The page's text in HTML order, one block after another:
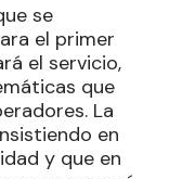
se
el primer
el servicio,
que
La
en
y que en